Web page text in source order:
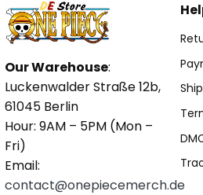
Our Warehouse:
Luckenwalder Straße 12b,
61045 Berlin
Hour: 9AM – 5PM (Mon –
Fri)
Email:
contact@onepiecemerch.de